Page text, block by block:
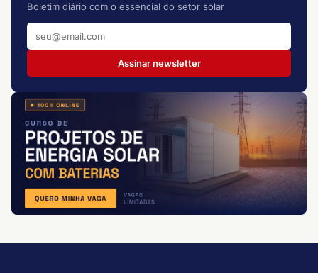
Boletim diário com o essencial do setor solar
Assinar newsletter